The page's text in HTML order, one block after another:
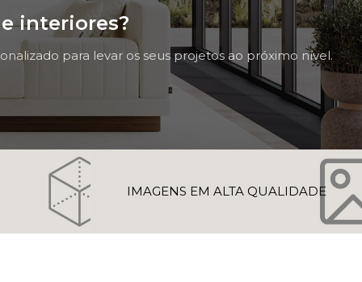
interiores?
para levar os seus projetos ao próximo nível.
IMAGENS EM ALTA QUALIDADE